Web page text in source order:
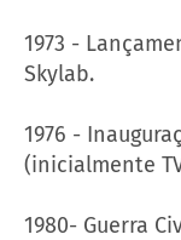
1973 -
Skylab.
1976 -
(inicialmente
1980- Guerra